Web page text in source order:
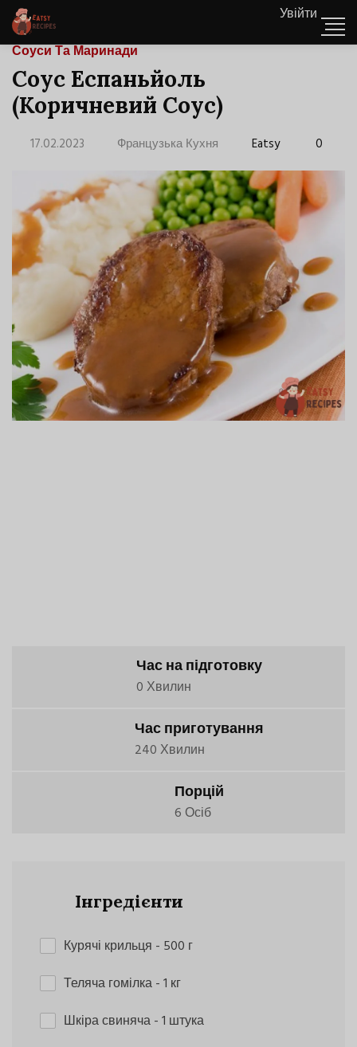
Увійти
Соуси Та Маринади
Соус Еспаньйоль
(Коричневий Соус)
17.02.2023 Французька Кухня Eatsy 0
Час на підготовку
0 Хвилин
Час приготування
240 Хвилин
Порцій
6 Осіб
Інгредієнти
Курячі крильця - 500 г
Теляча гомілка- 1 кг
Шкіра свиняча- 1 штука